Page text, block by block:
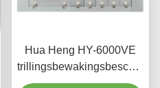
Hua Heng HY-6000VE
tweekanaals industrieel